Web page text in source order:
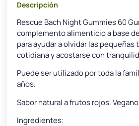
Descripción
Rescue Bach Night Gummies 60
complemento alimenticio a base
para ayudar a olvidar las
cotidiana y acostarse con
Puede ser utilizado por toda la
años.
Sabor natural a frutos rojos.
Ingredientes: